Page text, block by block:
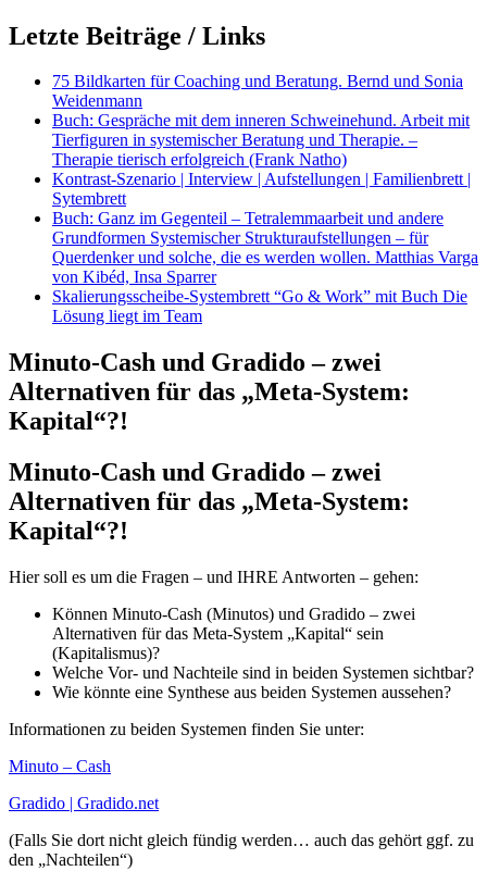
Letzte Beiträge / Links
75 Bildkarten für Coaching und Beratung. Bernd und Sonia
Weidenmann
Buch: Gespräche mit dem inneren Schweinehund. Arbeit mit
Tierfiguren in systemischer Beratung und Therapie. –
Therapie tierisch erfolgreich (Frank Natho)
Kontrast-Szenario | Interview | Aufstellungen | Familienbrett |
Sytembrett
Buch: Ganz im Gegenteil – Tetralemmaarbeit und andere
Grundformen Systemischer Strukturaufstellungen – für
Querdenker und solche, die es werden wollen. Matthias Varga
von Kibéd, Insa Sparrer
Skalierungsscheibe-Systembrett “Go & Work” mit Buch Die
Lösung liegt im Team
Minuto-Cash und Gradido – zwei
Alternativen für das „Meta-System:
Kapital“?!
Minuto-Cash und Gradido – zwei
Alternativen für das „Meta-System:
Kapital“?!
Hier soll es um die Fragen – und IHRE Antworten – gehen:
Können Minuto-Cash (Minutos) und Gradido – zwei
Alternativen für das Meta-System „Kapital“ sein
(Kapitalismus)?
Welche Vor- und Nachteile sind in beiden Systemen sichtbar?
Wie könnte eine Synthese aus beiden Systemen aussehen?
Informationen zu beiden Systemen finden Sie unter:
Minuto – Cash
Gradido | Gradido.net
(Falls Sie dort nicht gleich fündig werden… auch das gehört ggf. zu
den „Nachteilen“)